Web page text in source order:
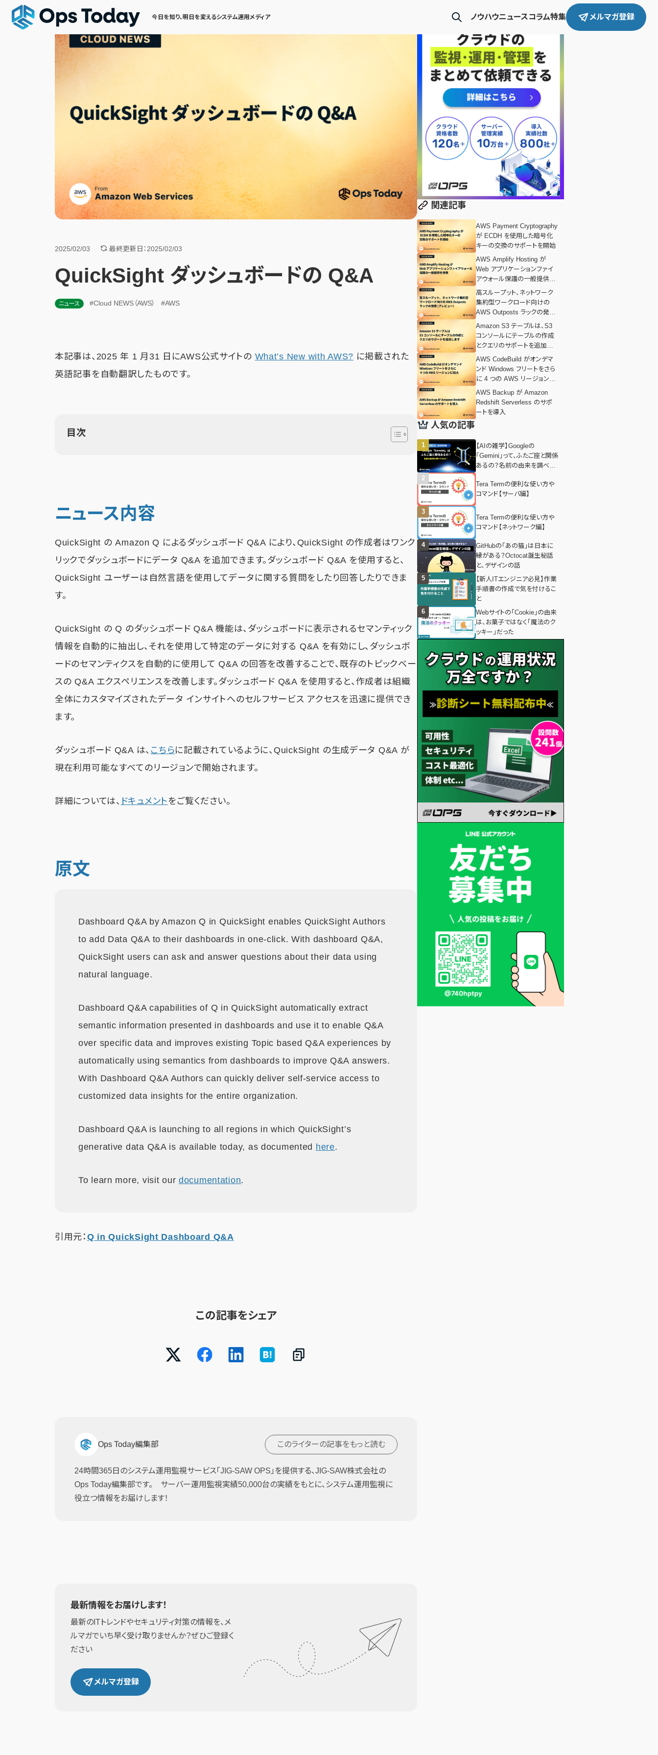
今日を知り、明日を変えるシステム運用メディア ノウハウニュースコラム特集 メルマガ登録
2025/02/03 最終更新日：2025/02/03
QuickSight ダッシュボードの Q&A
ニュース #Cloud NEWS（AWS） #AWS
本記事は、2025 年 1 月31 日にAWS公式サイトの What’s New with AWS? に掲載された
英語記事を自動翻訳したものです。
目次
ニュース内容
QuickSight の Amazon Q によるダッシュボード Q&A により、QuickSight の作成者はワンク
リックでダッシュボードにデータ Q&A を追加できます。ダッシュボード Q&A を使用すると、
QuickSight ユーザーは自然言語を使用してデータに関する質問をしたり回答したりできま
す。
QuickSight の Q のダッシュボード Q&A 機能は、ダッシュボードに表示されるセマンティック
情報を自動的に抽出し、それを使用して特定のデータに対する Q&A を有効にし、ダッシュボ
ードのセマンティクスを自動的に使用して Q&A の回答を改善することで、既存のトピックベー
スの Q&A エクスペリエンスを改善します。ダッシュボード Q&A を使用すると、作成者は組織
全体にカスタマイズされたデータ インサイトへのセルフサービス アクセスを迅速に提供でき
ます。
ダッシュボード Q&A は、 こちらに記載されているように、QuickSight の生成データ Q&A が
現在利用可能なすべてのリージョンで開始されます。
詳細については、 ドキュメント をご覧ください。
原文
Dashboard Q&A by Amazon Q in QuickSight enables QuickSight Authors
to add Data Q&A to their dashboards in one-click. With dashboard Q&A,
QuickSight users can ask and answer questions about their data using
natural language.
Dashboard Q&A capabilities of Q in QuickSight automatically extract
semantic information presented in dashboards and use it to enable Q&A
over specific data and improves existing Topic based Q&A experiences by
automatically using semantics from dashboards to improve Q&A answers.
With Dashboard Q&A Authors can quickly deliver self-service access to
customized data insights for the entire organization.
Dashboard Q&A is launching to all regions in which QuickSight’s
generative data Q&A is available today, as documented here.
To learn more, visit ourdocumentation.
引用元： Q in QuickSight Dashboard Q&A
この記事をシェア
Ops Today編集部 このライターの記事をもっと読む
24時間365日のシステム運用監視サービス「JIG-SAW OPS」を提供する、JIG-SAW株式会社の
Ops Today編集部です。 サーバー運用監視実績50,000台の実績をもとに、システム運用監視に
役立つ情報をお届けします！
最新情報をお届けします！
最新のITトレンドやセキュリティ対策の情報を、メ
ルマガでいち早く受け取りませんか？ぜひご登録く
ださい
メルマガ登録
関連記事
AWS Payment Cryptography
が ECDH を使用した暗号化
キーの交換のサポートを開始
AWS Amplify Hosting が
Web アプリケーションファイ
アウォール保護の一般提供を
発表
高スループット、ネットワーク
集約型ワークロード向けの
AWS Outposts ラックの発表
(プレビュー)
Amazon S3 テーブルは、S3
コンソールにテーブルの作成
とクエリのサポートを追加しま
す
AWS CodeBuild がオンデマ
ンド Windows フリートをさら
に 4 つの AWS リージョンに
拡大
AWS Backup が Amazon
Redshift Serverless のサポ
ートを導入
人気の記事
【AIの雑学】Googleの
「Gemini」って、ふたご座と関係
あるの？名前の由来を調べて
Tera Termの便利な使い方や
コマンド【サーバ編】
Tera Termの便利な使い方や
コマンド【ネットワーク編】
GitHubの「あの猫」は日本に
縁がある？Octocat誕生秘話
と、デザインの話
【新人ITエンジニア必見】作業
手順書の作成で気を付けるこ
と
Webサイトの「Cookie」の由来
は、お菓子ではなく「魔法のク
ッキー」だった